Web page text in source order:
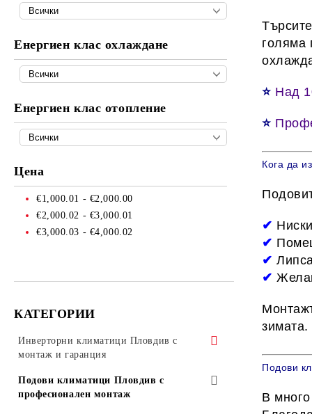
Енергиен клас охлаждане
Енергиен клас отопление
Цена
€1,000.01 - €2,000.00
€2,000.02 - €3,000.01
€3,000.03 - €4,000.02
КАТЕГОРИИ
Инверторни климатици Пловдив с
монтаж и гаранция
Инверторни климатици Mitsubishi
Electric
Подови климатици Пловдив с
професионален монтаж
голяма
⭐ Над
⭐
Кога да
✔
✔
✔
✔
зимата.
Подови
В